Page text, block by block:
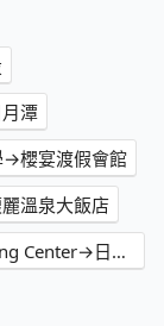
潭
→櫻宴渡假會館
溫泉大飯店
Applied Materials Global Technical Learning Center→日月潭